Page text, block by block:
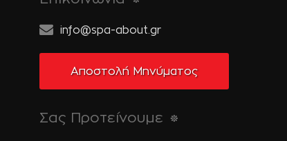
info@spa-about.gr
Αποστολή Μηνύματος
Σας Προτείνουμε